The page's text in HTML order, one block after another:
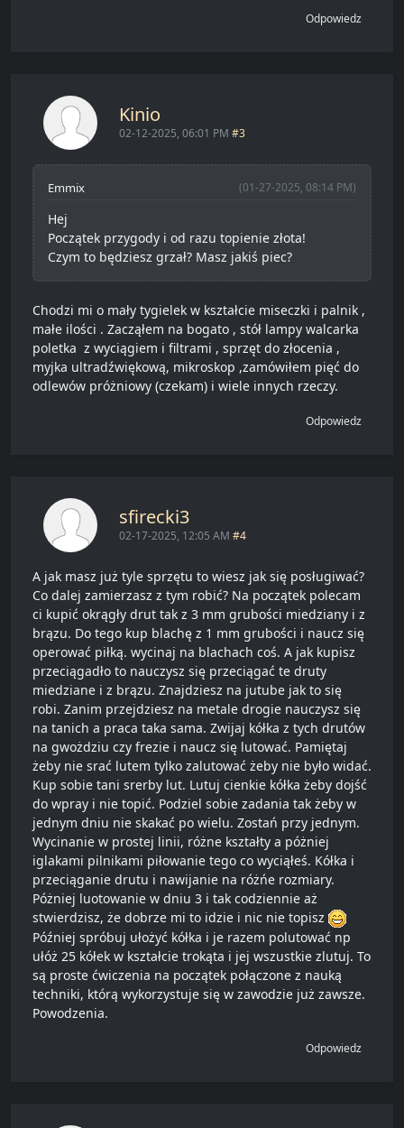
Odpowiedz
Kinio
02-12-2025, 06:01 PM #3
(01-27-2025, 08:14 PM)
Emmix
Hej
Początek przygody i od razu topienie złota!
Czym to będziesz grzał? Masz jakiś piec?
Chodzi mi o mały tygielek w kształcie miseczki i palnik ,
małe ilości . Zacząłem na bogato , stół lampy walcarka
poletka z wyciągiem i filtrami , sprzęt do złocenia ,
myjka ultradźwiękową, mikroskop ,zamówiłem pięć do
odlewów próżniowy (czekam) i wiele innych rzeczy.
Odpowiedz
sfirecki3
02-17-2025, 12:05 AM #4
A jak masz już tyle sprzętu to wiesz jak się posługiwać?
Co dalej zamierzasz z tym robić? Na początek polecam
ci kupić okrągły drut tak z 3 mm grubości miedziany i z
brązu. Do tego kup blachę z 1 mm grubości i naucz się
operować piłką. wycinaj na blachach coś. A jak kupisz
przeciągadło to nauczysz się przeciągać te druty
miedziane i z brązu. Znajdziesz na jutube jak to się
robi. Zanim przejdziesz na metale drogie nauczysz się
na tanich a praca taka sama. Zwijaj kółka z tych drutów
na gwożdziu czy frezie i naucz się lutować. Pamiętaj
żeby nie srać lutem tylko zalutować żeby nie było widać.
Kup sobie tani srerby lut. Lutuj cienkie kółka żeby dojść
do wpray i nie topić. Podziel sobie zadania tak żeby w
jednym dniu nie skakać po wielu. Zostań przy jednym.
Wycinanie w prostej linii, różne kształty a póżniej
iglakami pilnikami piłowanie tego co wyciąłeś. Kółka i
przeciąganie drutu i nawijanie na różńe rozmiary.
Póżniej luotowanie w dniu 3 i tak codziennie aż
stwierdzisz, że dobrze mi to idzie i nic nie topisz
Później spróbuj ułożyć kółka i je razem polutować np
ułóż 25 kółek w kształcie trokąta i jej wszustkie zlutuj. To
są proste ćwiczenia na początek połączone z nauką
techniki, którą wykorzystuje się w zawodzie już zawsze.
Powodzenia.
Odpowiedz